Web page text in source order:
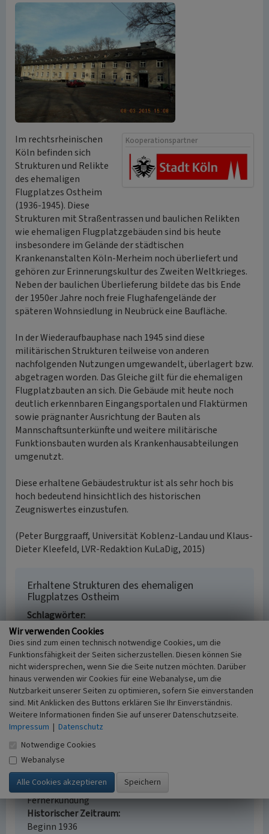
Kooperationspartner
Im rechtsrheinischen
Köln befinden sich
Strukturen und Relikte
des ehemaligen
Flugplatzes Ostheim
(1936-1945). Diese
Strukturen mit Straßentrassen und baulichen Relikten
wie ehemaligen Flugplatzgebäuden sind bis heute
insbesondere im Gelände der städtischen
Krankenanstalten Köln-Merheim noch überliefert und
gehören zur Erinnerungskultur des Zweiten Weltkrieges.
Neben der baulichen Überlieferung bildete das bis Ende
der 1950er Jahre noch freie Flughafengelände der
späteren Wohnsiedlung in Neubrück eine Baufläche.
In der Wiederaufbauphase nach 1945 sind diese
militärischen Strukturen teilweise von anderen
nachfolgenden Nutzungen umgewandelt, überlagert bzw.
abgetragen worden. Das Gleiche gilt für die ehemaligen
Flugplatzbauten an sich. Die Gebäude mit heute noch
deutlich erkennbaren Eingangsportalen und Flaktürmen
sowie prägnanter Ausrichtung der Bauten als
Mannschaftsunterkünfte und weitere militärische
Funktionsbauten wurden als Krankenhausabteilungen
umgenutzt.
Diese erhaltene Gebäudestruktur ist als sehr hoch bis
hoch bedeutend hinsichtlich des historischen
Zeugniswertes einzustufen.
(Peter Burggraaff, Universität Koblenz-Landau und Klaus-
Dieter Kleefeld, LVR-Redaktion KuLaDig, 2015)
Erhaltene Strukturen des ehemaligen
Flugplatzes Ostheim
Schlagwörter
Fliegerhorst Flugplatz
Krankenhaus
Straße / Hausnummer
Ostmerheimer Straße
Ort
51109 Köln - Merheim
Fachsicht(en)
Kulturlandschaftspflege, Landeskunde
Erfassungsmaßstab
i.d.R. 1:5.000 (größer als 1:20.000)
Erfassungsmethode
Auswertung historischer Schriften, Auswertung
historischer Karten, Literaturauswertung,
Fernerkundung
Historischer Zeitraum
Beginn 1936
Wir verwenden Cookies
Dies sind zum einen technisch notwendige Cookies, um die
Funktionsfähigkeit der Seiten sicherzustellen. Diesen können Sie
nicht widersprechen, wenn Sie die Seite nutzen möchten. Darüber
hinaus verwenden wir Cookies für eine Webanalyse, um die
Nutzbarkeit unserer Seiten zu optimieren, sofern Sie einverstanden
sind. Mit Anklicken des Buttons erklären Sie Ihr Einverständnis.
Weitere Informationen finden Sie auf unserer Datenschutzseite.
Impressum | Datenschutz
Notwendige Cookies
Webanalyse